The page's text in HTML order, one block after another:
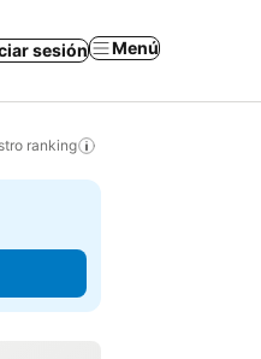
sesión Menú
ranking